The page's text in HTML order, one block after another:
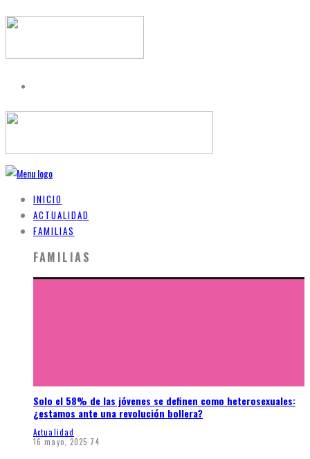
INICIO
ACTUALIDAD
FAMILIAS
FAMILIAS
Solo el 58% de las jóvenes se definen como heterosexuales:
¿estamos ante una revolución bollera?
Actualidad
16 mayo, 2025 74